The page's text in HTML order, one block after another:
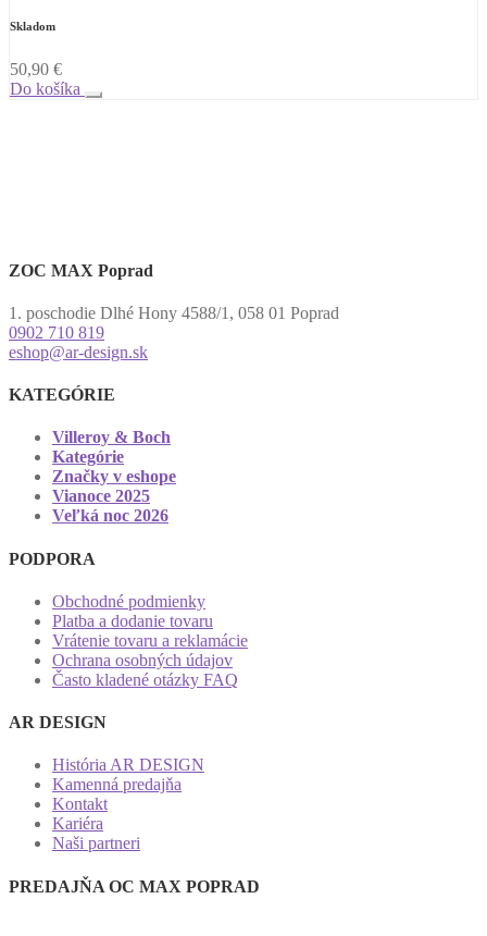
Skladom
50,90 €
Do košíka
ZOC MAX Poprad
1. poschodie Dlhé Hony 4588/1, 058 01 Poprad
0902 710 819
eshop@ar-design.sk
KATEGÓRIE
Villeroy & Boch
Kategórie
Značky v eshope
Vianoce 2025
Veľká noc 2026
PODPORA
Obchodné podmienky
Platba a dodanie tovaru
Vrátenie tovaru a reklamácie
Ochrana osobných údajov
Často kladené otázky FAQ
AR DESIGN
História AR DESIGN
Kamenná predajňa
Kontakt
Kariéra
Naši partneri
PREDAJŇA OC MAX POPRAD